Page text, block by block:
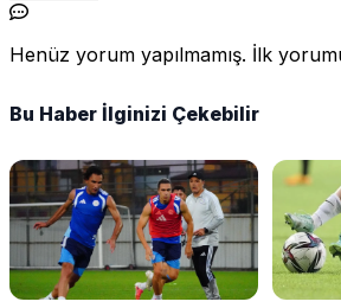
Henüz yorum yapılmamış. İlk
Bu Haber İlginizi Çekebilir